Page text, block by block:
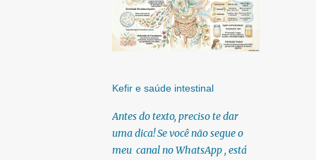
Kefir e saúde intestinal
Antes do texto, preciso te dar
uma dica! Se você não segue o
meu canal no WhatsApp , está